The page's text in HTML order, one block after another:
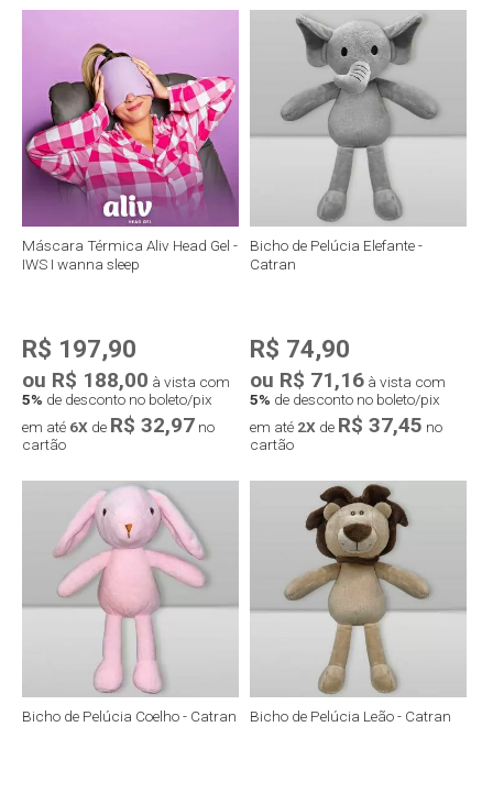
Máscara Térmica Aliv Head Gel -
IWS I wanna sleep
R$ 197,90
ou R$ 188,00 à vista com
5% de desconto no boleto/pix
em até 6X de R$ 32,97 no
cartão
Compra rápida
Bicho de Pelúcia Elefante -
Catran
R$ 74,90
ou R$ 71,16 à vista com
5% de desconto no boleto/pix
em até 2X de R$ 37,45 no
cartão
Compra rápida
Bicho de Pelúcia Coelho - Catran Bicho de Pelúcia Leão - Catran